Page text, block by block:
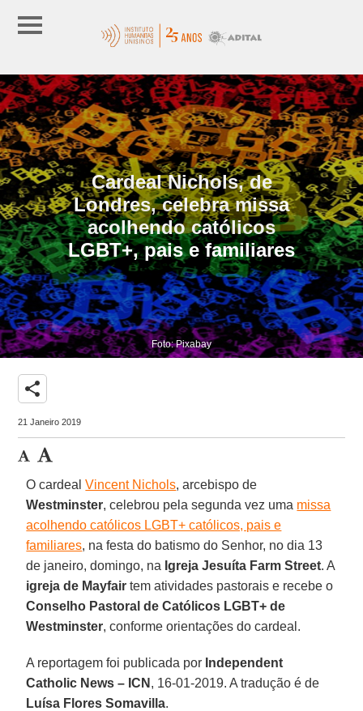
Cardeal Nichols, de
Londres, celebra missa
acolhendo católicos
LGBT+, pais e familiares
Foto: Pixabay
share
21 Janeiro 2019
O cardealVincent Nichols, arcebispo de
Westminster, celebrou pela segunda vez uma missa
acolhendo católicos LGBT+ católicos, pais e
familiares, na festa do batismo do Senhor, no dia 13
de janeiro, domingo, na Igreja Jesuíta Farm Street. A
igreja de Mayfair tem atividades pastorais e recebe o
Conselho Pastoral de Católicos LGBT+ de
Westminster, conforme orientações do cardeal.
A reportagem foi publicada por Independent
Catholic News – ICN , 16-01-2019. A tradução é de
Luísa Flores Somavilla.